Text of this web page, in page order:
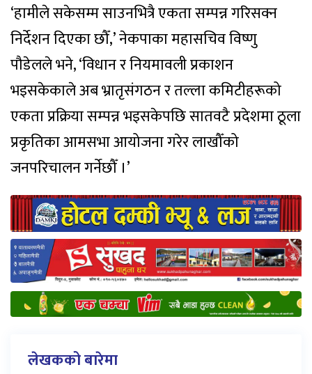
‘हामीले सकेसम्म साउनभित्रै एकता सम्पन्न गरिसक्न
निर्देशन दिएका छौँ,’ नेकपाका महासचिव विष्णु
पौडेलले भने, ‘विधान र नियमावली प्रकाशन
भइसकेकाले अब भ्रातृसंगठन र तल्ला कमिटीहरूको
एकता प्रक्रिया सम्पन्न भइसकेपछि सातवटै प्रदेशमा ठूला
प्रकृतिका आमसभा आयोजना गरेर लाखौँको
जनपरिचालन गर्नेछौँ ।’
लेखकको बारेमा